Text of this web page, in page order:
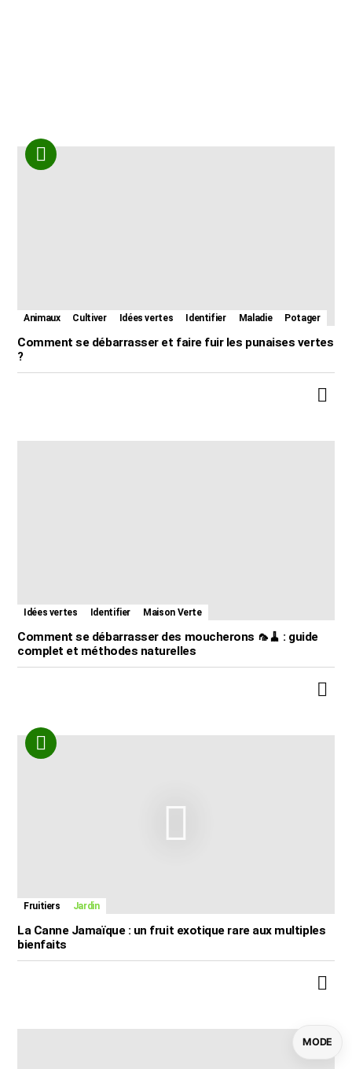
Animaux Cultiver Idées vertes Identifier Maladie Potager
Comment se débarrasser et faire fuir les punaises vertes
?
Idées vertes Identifier Maison Verte
Comment se débarrasser des moucherons 🦟🧹 : guide
complet et méthodes naturelles
Fruitiers Jardin
La Canne Jamaïque : un fruit exotique rare aux multiples
bienfaits
MODE